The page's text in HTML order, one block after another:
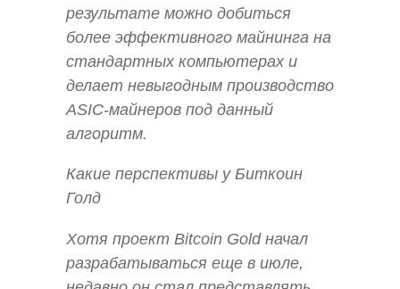
результате можно добиться
более эффективного майнинга на
стандартных компьютерах и
делает невыгодным производство
ASIC-майнеров под данный
алгоритм.
Какие перспективы у Биткоин
Голд
Хотя проект Bitcoin Gold начал
разрабатываться еще в июле,